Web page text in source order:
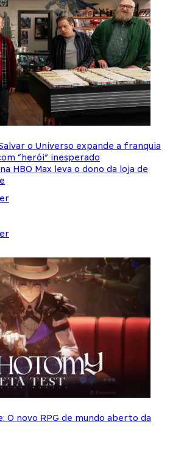
o Universo expande a franquia
“herói” inesperado
HBO Max leva o dono da loja de
O novo RPG de mundo aberto da